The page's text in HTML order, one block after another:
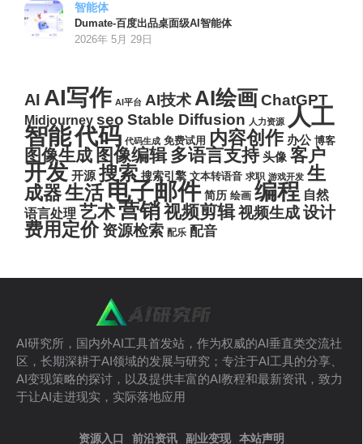
智能体
Dumate-百度出品桌面级AI智能体
2026年 5月 29日
AI AI写作 AI平台 AI技术AI绘画ChatGPT
Midjourney seo Stable Diffusion 人力资源 人工
智能代码 代码生成 免费试用 内容创作 办公 博客
图像生成 图像编辑 多语言支持 头像 客户
开发 开源 搜索 搜索引擎 文本转语音 求职 游戏开发 生
成器生活电子邮件 简历 绘画 编程 自然
语言处理 艺术营销视频剪辑视频生成设计
费用定价 资源检索 配乐 配音
AI研究所，国内外AI工具首发站，作为权威的AI垂直类交流社
区，长期深耕于AI领域的发展与研究；专注于AI工具的分享、
AI变现策略的探讨，以及提供丰富的AI教程和最新资讯，致力
于让AI走进现实，实际落地应用
资源入口 前沿资讯 副业变现 本站声明